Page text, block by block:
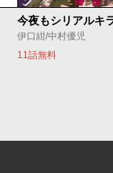
伊口紺/中村優児
11話無料